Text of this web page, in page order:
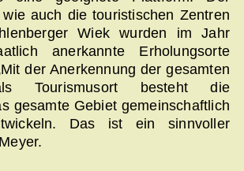
auch die touristischen Zentren
Wiek wurden im Jahr
anerkannte Erholungsorte
der Anerkennung der gesamten
Tourismusort besteht die
gesamte Gebiet gemeinschaftlich
Das ist ein sinnvoller